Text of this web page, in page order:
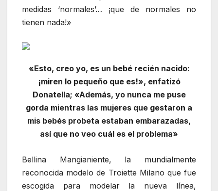
medidas ‘normales’… ¡que de normales no
tienen nada!»
«Esto, creo yo, es un bebé recién nacido:
¡miren lo pequeño que es!», enfatizó
Donatella; «Además, yo nunca me puse
gorda mientras las mujeres que gestaron a
mis bebés probeta estaban embarazadas,
así que no veo cuál es el problema»
Bellina Mangianiente, la mundialmente
reconocida modelo de Troiette Milano que fue
escogida para modelar la nueva línea,